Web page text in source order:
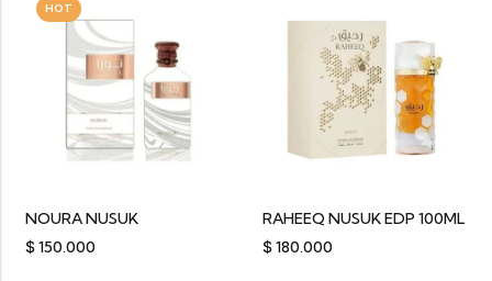
HOT
NOURA NUSUK
$150.000
RAHEEQ NUSUK EDP 100ML
$180.000